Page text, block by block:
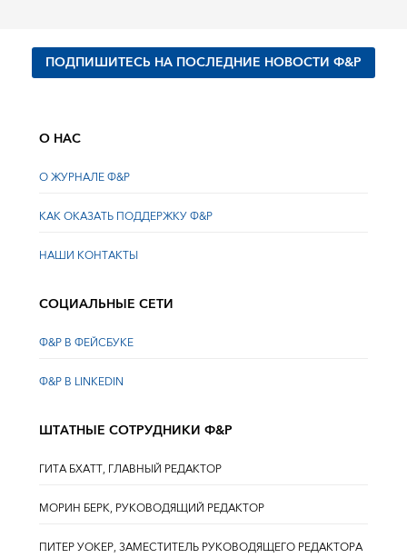
ПОДПИШИТЕСЬ НА ПОСЛЕДНИЕ НОВОСТИ Ф&Р
О НАС
О ЖУРНАЛЕ Ф&Р
КАК ОКАЗАТЬ ПОДДЕРЖКУ Ф&Р
НАШИ КОНТАКТЫ
СОЦИАЛЬНЫЕ СЕТИ
Ф&Р В ФЕЙСБУКЕ
Ф&Р В LINKEDIN
ШТАТНЫЕ СОТРУДНИКИ Ф&Р
ГИТА БХАТТ, ГЛАВНЫЙ РЕДАКТОР
МОРИН БЕРК, РУКОВОДЯЩИЙ РЕДАКТОР
ПИТЕР УОКЕР, ЗАМЕСТИТЕЛЬ РУКОВОДЯЩЕГО РЕДАКТОРА